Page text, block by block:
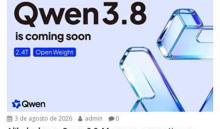
3 de agosto de 2026 admin 0